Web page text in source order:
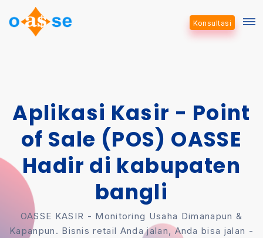
Konsultasi
Aplikasi Kasir - Point
of Sale (POS) OASSE
Hadir di kabupaten
bangli
OASSE KASIR - Monitoring Usaha Dimanapun &
Kapanpun. Bisnis retail Anda jalan, Anda bisa jalan -